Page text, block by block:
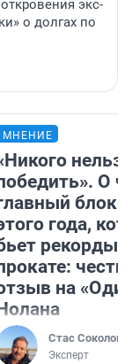
экс-
о долгах по
МНЕНИЕ
нельзя
О
года,
рекорды в
на
Стас Соколов
Эксперт